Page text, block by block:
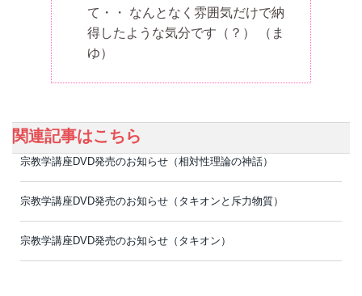
て・・ なんとなく雰囲気だけで納
得したような気分です（？）
（ま
ゆ）
関連記事はこちら
宗教学講座DVD発売のお知らせ（相対性理論の神話）
宗教学講座DVD発売のお知らせ（タキオンと斥力物質）
宗教学講座DVD発売のお知らせ（タキオン）